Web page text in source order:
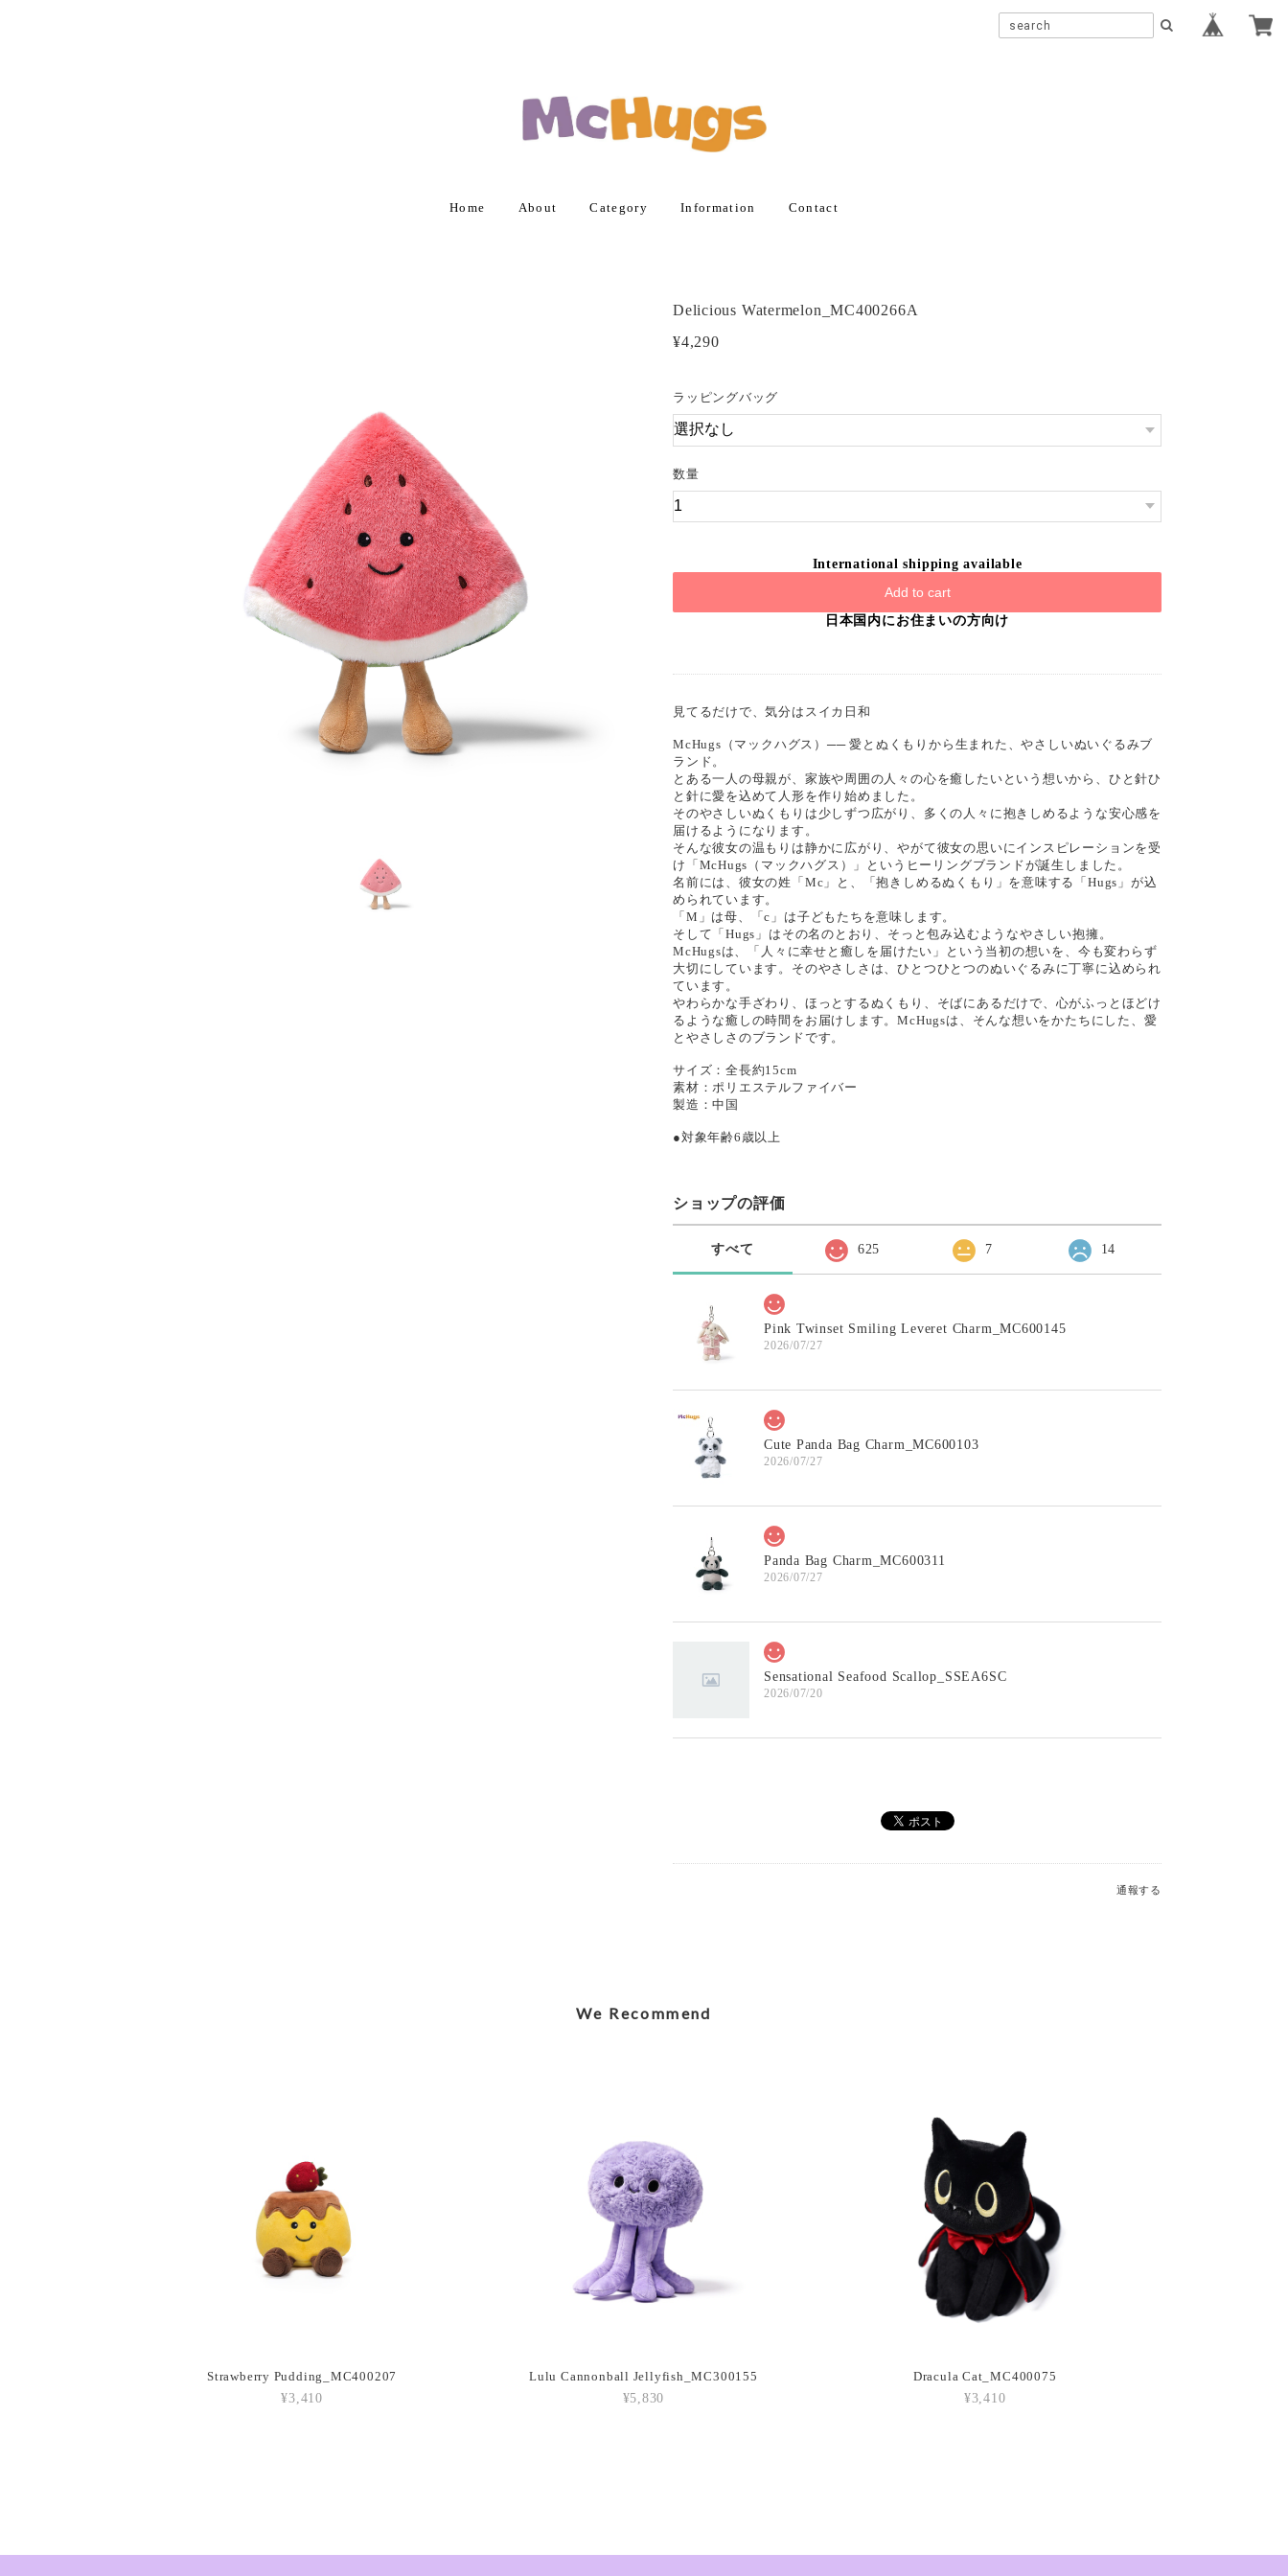
Home About Category Information Contact
Delicious Watermelon_MC400266A
¥4,290
ラッピングバッグ
数量
International shipping available
Add to cart
日本国内にお住まいの方向け
見てるだけで、気分はスイカ日和
McHugs（マックハグス）── 愛とぬくもりから生まれた、やさしいぬいぐるみブ
ランド。
とある一人の母親が、家族や周囲の人々の心を癒したいという想いから、ひと針ひ
と針に愛を込めて人形を作り始めました。
そのやさしいぬくもりは少しずつ広がり、多くの人々に抱きしめるような安心感を
届けるようになります。
そんな彼女の温もりは静かに広がり、やがて彼女の思いにインスピレーションを受
け「McHugs（マックハグス）」というヒーリングブランドが誕生しました。
名前には、彼女の姓「Mc」と、「抱きしめるぬくもり」を意味する「Hugs」が込
められています。
「M」は母、「c」は子どもたちを意味します。
そして「Hugs」はその名のとおり、そっと包み込むようなやさしい抱擁。
McHugsは、「人々に幸せと癒しを届けたい」という当初の想いを、今も変わらず
大切にしています。そのやさしさは、ひとつひとつのぬいぐるみに丁寧に込められ
ています。
やわらかな手ざわり、ほっとするぬくもり、そばにあるだけで、心がふっとほどけ
るような癒しの時間をお届けします。McHugsは、そんな想いをかたちにした、愛
とやさしさのブランドです。
サイズ：全長約15cm
素材：ポリエステルファイバー
製造：中国
●対象年齢6歳以上
ショップの評価
すべて 625 7 14
Pink Twinset Smiling Leveret Charm_MC600145
2026/07/27
Cute Panda Bag Charm_MC600103
2026/07/27
Panda Bag Charm_MC600311
2026/07/27
Sensational Seafood Scallop_SSEA6SC
2026/07/20
Jolly Gingerbread Fred Large (2023)_JGB2FT
Amuseables Peach_A6PEACH
Amuseable Croissant_A2CRON
通報する
We Recommend
Strawberry Pudding_MC400207
¥3,410
Lulu Cannonball Jellyfish_MC300155
¥5,830
Dracula Cat_MC400075
¥3,410